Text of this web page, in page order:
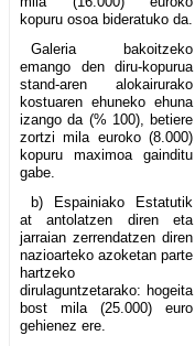
kopuru osoa bideratuko da.
Galeria bakoitzeko
emango den diru-kopurua
stand-aren alokairurako
kostuaren ehuneko ehuna
izango da (% 100), betiere
zortzi mila euroko (8.000)
kopuru maximoa gainditu
gabe.
b) Espainiako Estatutik
at antolatzen diren eta
jarraian zerrendatzen diren
nazioarteko azoketan parte
hartzeko
dirulaguntzetarako: hogeita
bost mila (25.000) euro
gehienez ere.